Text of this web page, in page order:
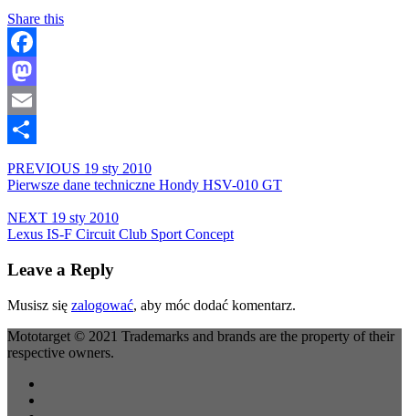
Share this
Facebook
Mastodon
Email
PREVIOUS 19 sty 2010
Pierwsze dane techniczne Hondy HSV-010 GT
NEXT 19 sty 2010
Lexus IS-F Circuit Club Sport Concept
Leave a Reply
Musisz się zalogować, aby móc dodać komentarz.
Mototarget © 2021 Trademarks and brands are the property of their
respective owners.